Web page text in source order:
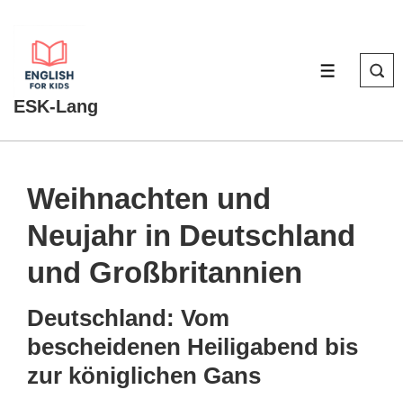
Inhalt
ESK-Lang
MENÜ
Weihnachten und
Neujahr in Deutschland
und Großbritannien
Deutschland: Vom
bescheidenen Heiligabend bis
zur königlichen Gans